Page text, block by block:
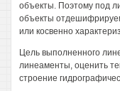
объекты. Поэтому под
объекты
или косвенно
Цель выполненного
линеаменты, оценить
строение